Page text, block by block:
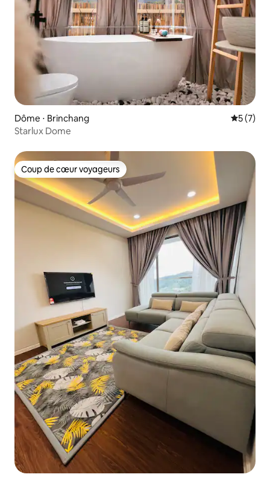
Dôme ⋅ Brinchang
5 (7)
Starlux Dome
Coup de cœur voyageurs
Coup de cœur voyageurs